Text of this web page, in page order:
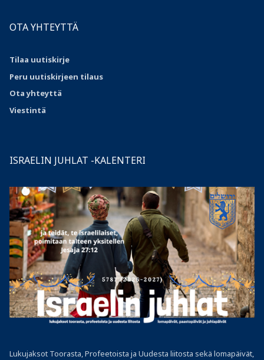
OTA YHTEYTTÄ
Tilaa uutiskirje
Peru uutiskirjeen tilaus
Otayhteyttä
Viestintä
ISRAELIN JUHLAT -KALENTERI
Lukujaksot Toorasta, Profeetoista ja Uudesta liitosta sekä lomapäivät,